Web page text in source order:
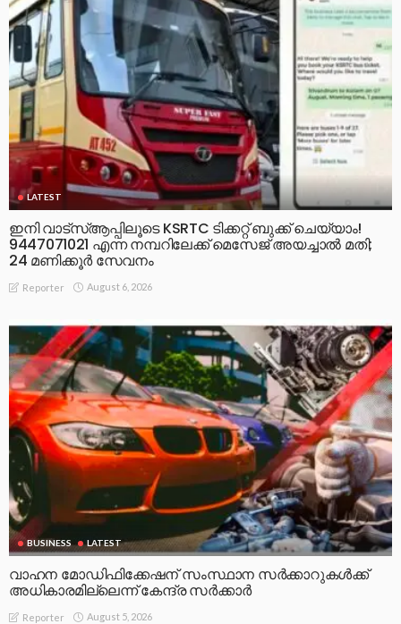
LATEST
ഇനി വാട്‌സ്ആപ്പിലൂടെ KSRTC ടിക്കറ്റ് ബുക്ക് ചെയ്യാം!
9447071021 എന്ന നമ്പറിലേക്ക് മെസേജ് അയച്ചാൽ മതി;
24 മണിക്കൂർ സേവനം
Reporter August 6, 2026
BUSINESS LATEST
വാഹന മോഡിഫിക്കേഷന് സംസ്ഥാന സർക്കാറുകൾക്ക്
അധികാരമില്ലെന്ന് കേന്ദ്ര സർക്കാർ
Reporter August 5, 2026